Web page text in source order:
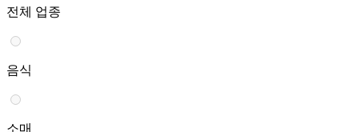
전체 업종
음식
소매